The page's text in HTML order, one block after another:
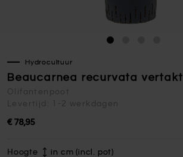
Hydrocultuur
Beaucarnea recurvata vertakt
Olifantenpoot
Levertijd: 1-2 werkdagen
€ 78,95
Hoogte in cm (incl. pot)